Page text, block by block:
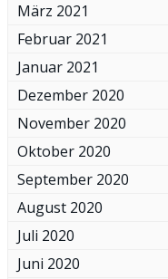
März 2021
Februar 2021
Januar 2021
Dezember 2020
November 2020
Oktober 2020
September 2020
August 2020
Juli 2020
Juni 2020